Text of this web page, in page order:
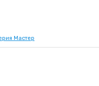
Мастер